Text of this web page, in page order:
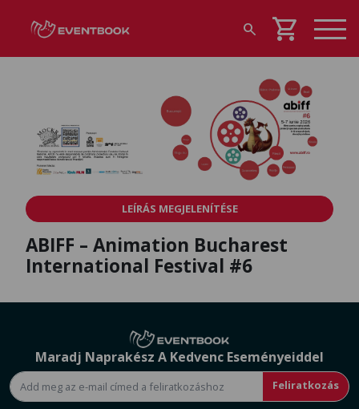
search shopping_cart
LEÍRÁS MEGJELENÍTÉSE
ABIFF – Animation Bucharest
International Festival #6
Maradj Naprakész A Kedvenc Eseményeiddel
Feliratkozás